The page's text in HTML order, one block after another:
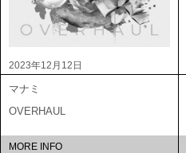
2023年12月12日
マナミ
OVERHAUL
MORE INFO